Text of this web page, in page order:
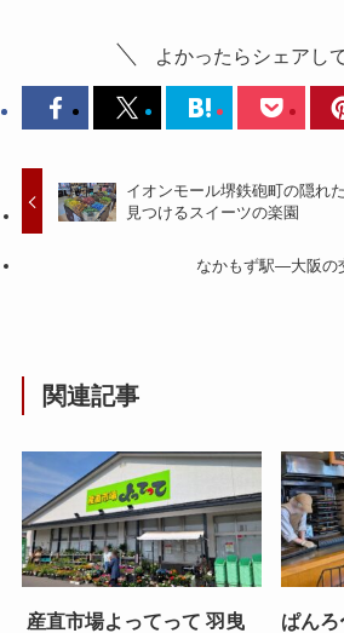
よかったらシェアし
イオンモール堺鉄砲町の隠れ
見つけるスイーツの楽園
なかもず駅—大阪の
関連記事
産直市場よってって 羽曳
ぱん